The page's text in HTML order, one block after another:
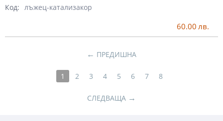
Код: лъжец-катализакор
60.00 лв.
← ПРЕДИШНА
1 2 3 4 5 6 7 8
СЛЕДВАЩА →